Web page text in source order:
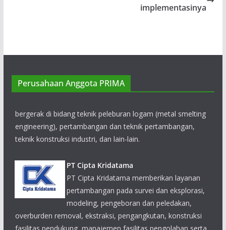
implementasinya
Perusahaan Anggota PRIMA
bergerak di bidang teknik peleburan logam (metal smelting
teknik konstruksi industri, dan lain-lain.
PT Cipta Kridatama
pertambangan pada survei dan eksplorasi,
modeling, pengeboran dan peledakan,
overburden removal, ekstraksi, pengangkutan, konstruksi
fasilitas pendukung, manajemen fasilitas pengolahan serta
rehabilitasi tambang